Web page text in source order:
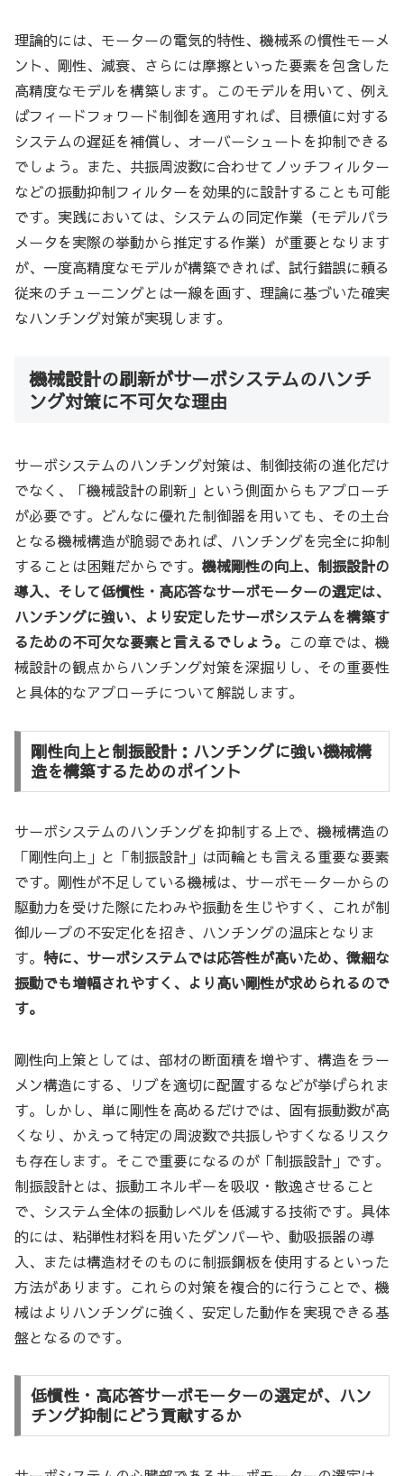
理論的には、モーターの電気的特性、機械系の慣性モーメ
ント、剛性、減衰、さらには摩擦といった要素を包含した
高精度なモデルを構築します。このモデルを用いて、例え
ばフィードフォワード制御を適用すれば、目標値に対する
システムの遅延を補償し、オーバーシュートを抑制できる
でしょう。また、共振周波数に合わせてノッチフィルター
などの振動抑制フィルターを効果的に設計することも可能
です。実践においては、システムの同定作業（モデルパラ
メータを実際の挙動から推定する作業）が重要となります
が、一度高精度なモデルが構築できれば、試行錯誤に頼る
従来のチューニングとは一線を画す、理論に基づいた確実
なハンチング対策が実現します。
機械設計の刷新がサーボシステムのハンチ
ング対策に不可欠な理由
サーボシステムのハンチング対策は、制御技術の進化だけ
でなく、「機械設計の刷新」という側面からもアプローチ
が必要です。どんなに優れた制御器を用いても、その土台
となる機械構造が脆弱であれば、ハンチングを完全に抑制
することは困難だからです。 機械剛性の向上、制振設計の
導入、そして低慣性・高応答なサーボモーターの選定は、
ハンチングに強い、より安定したサーボシステムを構築す
るための不可欠な要素と言えるでしょう。 この章では、機
械設計の観点からハンチング対策を深掘りし、その重要性
と具体的なアプローチについて解説します。
剛性向上と制振設計：ハンチングに強い機械構
造を構築するためのポイント
サーボシステムのハンチングを抑制する上で、機械構造の
「剛性向上」と「制振設計」は両輪とも言える重要な要素
です。剛性が不足している機械は、サーボモーターからの
駆動力を受けた際にたわみや振動を生じやすく、これが制
御ループの不安定化を招き、ハンチングの温床となりま
す。 特に、サーボシステムでは応答性が高いため、微細な
振動でも増幅されやすく、より高い剛性が求められるので
す。
剛性向上策としては、部材の断面積を増やす、構造をラー
メン構造にする、リブを適切に配置するなどが挙げられま
す。しかし、単に剛性を高めるだけでは、固有振動数が高
くなり、かえって特定の周波数で共振しやすくなるリスク
も存在します。そこで重要になるのが「制振設計」です。
制振設計とは、振動エネルギーを吸収・散逸させること
で、システム全体の振動レベルを低減する技術です。具体
的には、粘弾性材料を用いたダンパーや、動吸振器の導
入、または構造材そのものに制振鋼板を使用するといった
方法があります。これらの対策を複合的に行うことで、機
械はよりハンチングに強く、安定した動作を実現できる基
盤となるのです。
低慣性・高応答サーボモーターの選定が、ハン
チング抑制にどう貢献するか